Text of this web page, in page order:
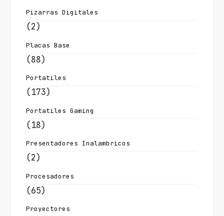
Pizarras Digitales
(2)
Placas Base
(88)
Portatiles
(173)
Portatiles Gaming
(18)
Presentadores Inalambricos
(2)
Procesadores
(65)
Proyectores